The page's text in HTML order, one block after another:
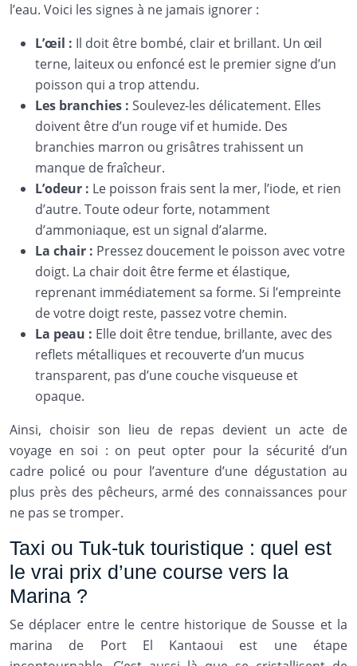
l’eau. Voici les signes à ne jamais ignorer :
L’œil : Il doit être bombé, clair et brillant. Un œil
terne, laiteux ou enfoncé est le premier signe d’un
poisson qui a trop attendu.
Les branchies : Soulevez-les délicatement. Elles
doivent être d’un rouge vif et humide. Des
branchies marron ou grisâtres trahissent un
manque de fraîcheur.
L’odeur : Le poisson frais sent la mer, l’iode, et rien
d’autre. Toute odeur forte, notamment
d’ammoniaque, est un signal d’alarme.
La chair : Pressez doucement le poisson avec votre
doigt. La chair doit être ferme et élastique,
reprenant immédiatement sa forme. Si l’empreinte
de votre doigt reste, passez votre chemin.
La peau : Elle doit être tendue, brillante, avec des
reflets métalliques et recouverte d’un mucus
transparent, pas d’une couche visqueuse et
opaque.
Ainsi, choisir son lieu de repas devient un acte de
voyage en soi : on peut opter pour la sécurité d’un
cadre policé ou pour l’aventure d’une dégustation au
plus près des pêcheurs, armé des connaissances pour
ne pas se tromper.
Taxi ou Tuk-tuk touristique : quel est
le vrai prix d’une course vers la
Marina ?
Se déplacer entre le centre historique de Sousse et la
marina de Port El Kantaoui est une étape